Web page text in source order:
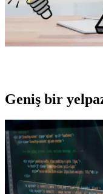
Geniş bir